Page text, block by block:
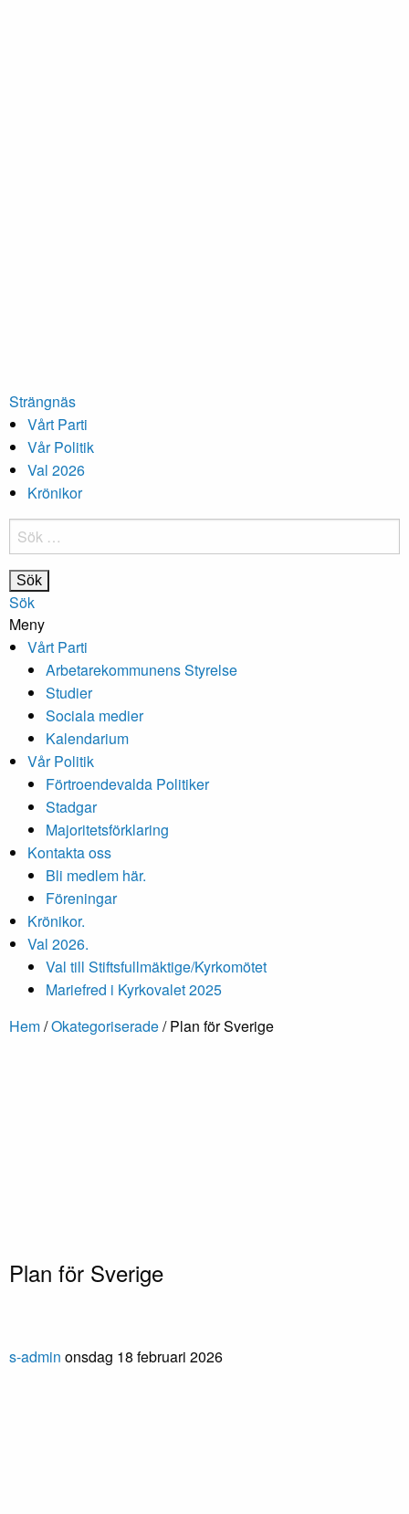
Strängnäs
Vårt Parti
Vår Politik
Val 2026
Krönikor
Sök
efter:
Sök
Meny
Vårt Parti
Arbetarekommunens Styrelse
Studier
Sociala medier
Kalendarium
Vår Politik
Förtroendevalda Politiker
Stadgar
Majoritetsförklaring
Kontakta oss
Bli medlem här.
Föreningar
Krönikor.
Val 2026.
Val till Stiftsfullmäktige/Kyrkomötet
Mariefred i Kyrkovalet 2025
Hem/Okategoriserade/Plan för Sverige
Plan för Sverige
s-admin onsdag 18 februari 2026